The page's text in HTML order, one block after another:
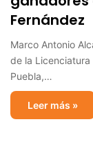
Fernández
Marco Antonio
de la Licenciatura
Puebla,…
Leer más »